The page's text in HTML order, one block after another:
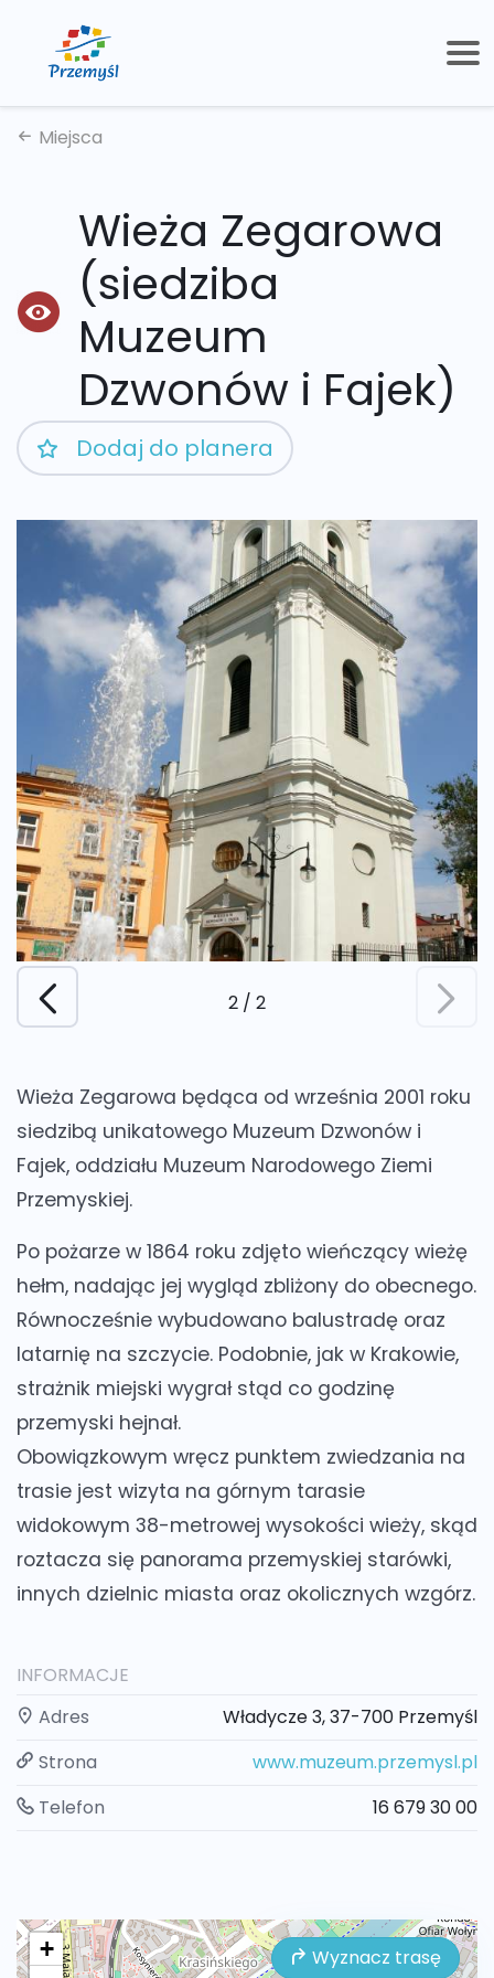
Miejsca
Wieża Zegarowa
(siedziba
Muzeum
Dzwonów i Fajek)
Dodaj do planera
2 / 2
Wieża Zegarowa będąca od września 2001 roku
siedzibą unikatowego Muzeum Dzwonów i
Fajek, oddziału Muzeum Narodowego Ziemi
Przemyskiej.
Po pożarze w 1864 roku zdjęto wieńczący wieżę
hełm, nadając jej wygląd zbliżony do obecnego.
Równocześnie wybudowano balustradę oraz
latarnię na szczycie. Podobnie, jak w Krakowie,
strażnik miejski wygrał stąd co godzinę
przemyski hejnał.
Obowiązkowym wręcz punktem zwiedzania na
trasie jest wizyta na górnym tarasie
widokowym 38-metrowej wysokości wieży, skąd
roztacza się panorama przemyskiej starówki,
innych dzielnic miasta oraz okolicznych wzgórz.
INFORMACJE
Adres
Władycze 3, 37-700 Przemyśl
Strona
www.muzeum.przemysl.pl
Telefon
16 679 30 00
Wyznacz trasę
+